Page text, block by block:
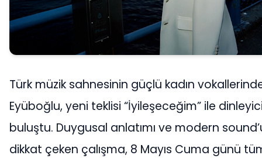
Türk müzik sahnesinin güçlü kadın
Eyüboğlu, yeni teklisi “İyileşeceğim” ile
buluştu. Duygusal anlatımı ve modern
dikkat çeken çalışma, 8 Mayıs Cuma günü